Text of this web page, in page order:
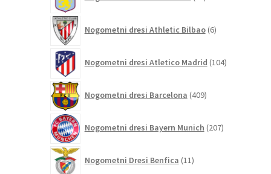
Nogometni dresi Athletic Bilbao 6izdelkov
Nogometni dresi Atletico Madrid 104izdelki
Nogometni dresi Barcelona 409izdelkov
Nogometni dresi Bayern Munich 207izdelkov
Nogometni Dresi Benfica 11izdelkov